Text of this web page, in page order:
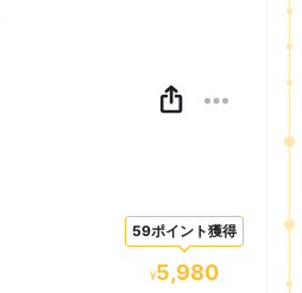
59ポイント獲得
¥5,980